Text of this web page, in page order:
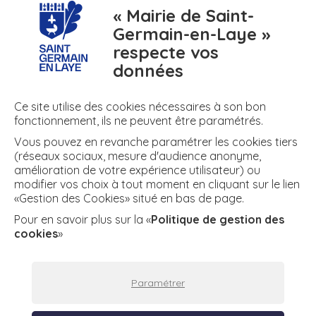
« Mairie de Saint-
Germain-en-Laye »
respecte vos
données
Ce site utilise des cookies nécessaires à son bon
fonctionnement, ils ne peuvent être paramétrés.
Vous pouvez en revanche paramétrer les cookies tiers
(réseaux sociaux, mesure d'audience anonyme,
amélioration de votre expérience utilisateur) ou
modifier vos choix à tout moment en cliquant sur le lien
«Gestion des Cookies» situé en bas de page.
Pour en savoir plus sur la «Politique de gestion des
cookies»
Paramétrer
numero meteo
Météo
+ DE RÉSEAUX
facebook twitter instagram youtube
Espace presse